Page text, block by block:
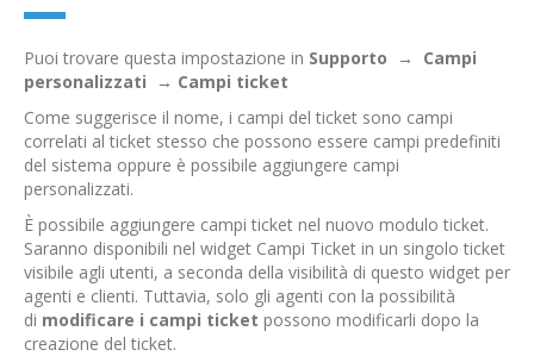
Puoi trovare questa impostazione in Supporto →
Campi
personalizzati
→ Campi ticket
Come suggerisce il nome, i campi del ticket sono campi
correlati al ticket stesso che possono essere campi predefiniti
del sistema oppure è possibile aggiungere campi
personalizzati.
È possibile aggiungere campi ticket nel nuovo modulo ticket.
Saranno disponibili nel widget Campi Ticket in un singolo ticket
visibile agli utenti, a seconda della visibilità di questo widget per
agenti e clienti. Tuttavia, solo gli agenti con la possibilità
di modificare i campi ticket possono modificarli dopo la
creazione del ticket.